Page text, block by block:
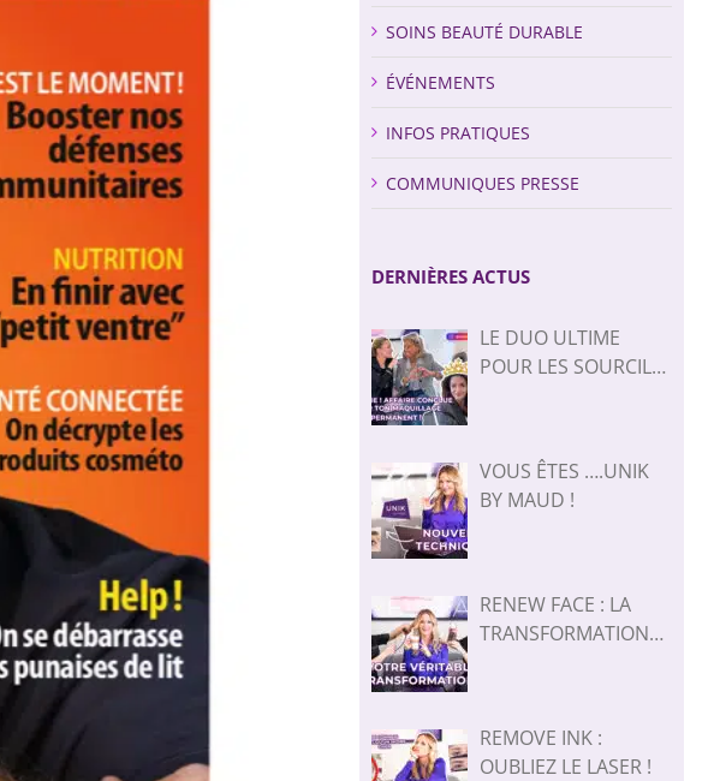
SOINS BEAUTÉ DURABLE
ÉVÉNEMENTS
INFOS PRATIQUES
COMMUNIQUES PRESSE
DERNIÈRES ACTUS
LE DUO ULTIME
POUR LES SOURCILS
VOUS ÊTES ….UNIK
BY MAUD !
RENEW FACE : LA
TRANSFORMATION
REMOVE INK :
OUBLIEZ LE LASER !